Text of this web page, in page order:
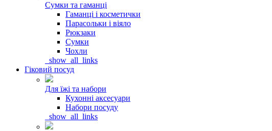
Сумки та гаманці
Гаманці і косметички
Парасольки і віяло
Рюкзаки
Сумки
Чохли
_show_all_links
Гіковий посуд
Для їжі та набори
Кухонні аксесуари
Набори посуду
_show_all_links